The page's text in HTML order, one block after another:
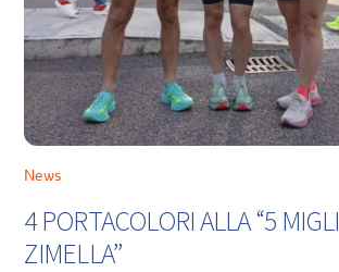
News
4 PORTACOLORI ALLA “5
ZIMELLA”